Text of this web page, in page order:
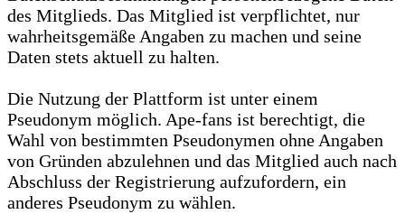
des Mitglieds. Das Mitglied ist verpflichtet, nur
wahrheitsgemäße Angaben zu machen und seine
Daten stets aktuell zu halten.
Die Nutzung der Plattform ist unter einem
Pseudonym möglich. Ape-fans ist berechtigt, die
Wahl von bestimmten Pseudonymen ohne Angaben
von Gründen abzulehnen und das Mitglied auch nach
Abschluss der Registrierung aufzufordern, ein
anderes Pseudonym zu wählen.